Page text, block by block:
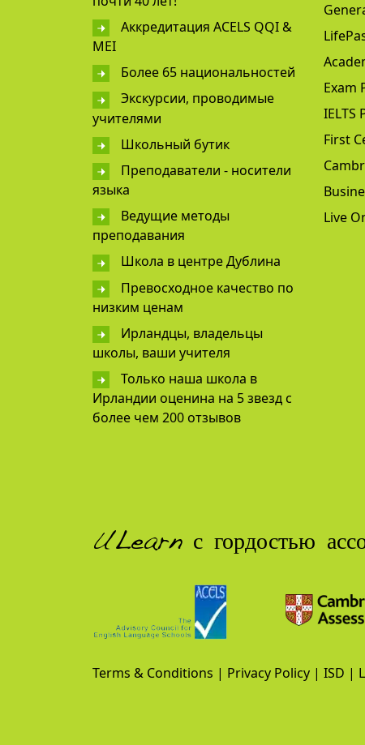
Аккредитация ACELS QQI &
MEI
Более 65 национальностей
Экскурсии, проводимые
учителями
Школьный бутик
Преподаватели - носители
языка
Ведущие методы
преподавания
Школа в центре Дублина
Превосходное качество по
низким ценам
Ирландцы, владельцы
школы, ваши учителя
Только наша школа в
Ирландии оценина на 5 звезд с
более чем 200 отзывов
Exam
IELTS
First
Live
ULearn с гордостью
Terms & Conditions | Privacy Policy | ISD |